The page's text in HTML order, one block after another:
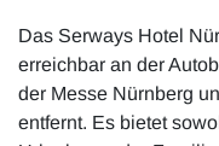
Das Serways Hotel
erreichbar an der
der Messe Nürnberg
entfernt. Es bietet